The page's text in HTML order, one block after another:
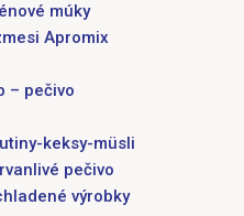
múky
Apromix
– pečivo
keksy-müsli
pečivo
výrobky